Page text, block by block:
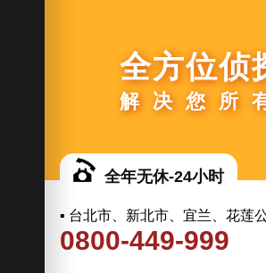
全方位侦
解决您所
全年无休-24小时
▪ 台北市、新北市、宜兰、花莲
0800-449-999